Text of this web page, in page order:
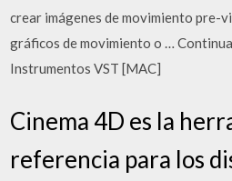
crear imágenes de movimiento pre-
gráficos de movimiento o …
Instrumentos VST [MAC]
Cinema 4D es la
referencia para los